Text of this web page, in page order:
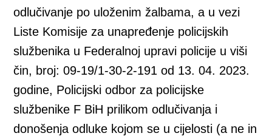
odlučivanje po uloženim žalbama, a u vezi
Liste Komisije za unapređenje policijskih
službenika u Federalnoj upravi policije u viši
čin, broj: 09-19/1-30-2-191 od 13. 04. 2023.
godine, Policijski odbor za policijske
službenike F BiH prilikom odlučivanja i
donošenja odluke kojom se u cijelosti (a ne in